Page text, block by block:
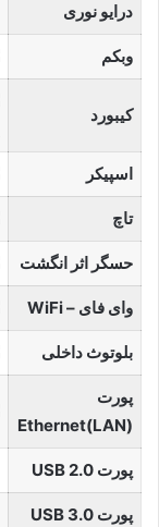
درایو نوری
وبکم
کیبورد
اسپیکر
تاچ
حسگر اثر انگشت
وای فای – WiFi
بلوتوث داخلی
پورت
Ethernet(LAN)
پورت USB 2.0
پورت USB 3.0